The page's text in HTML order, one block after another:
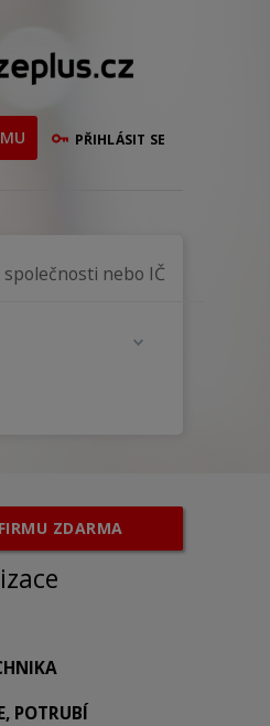
PŘIHLÁSIT SE
ZDARMA
POTRUBÍ